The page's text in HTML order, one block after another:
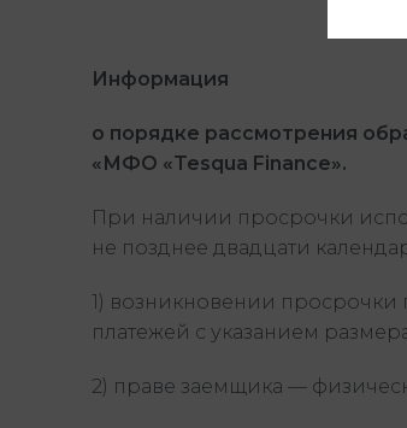
Информация
о порядке рассмотрения
«МФО «Tesqua Finance».
При наличии просрочки
не позднее двадцати
1) возникновении просрочки
платежей с указанием
2) праве заемщика —